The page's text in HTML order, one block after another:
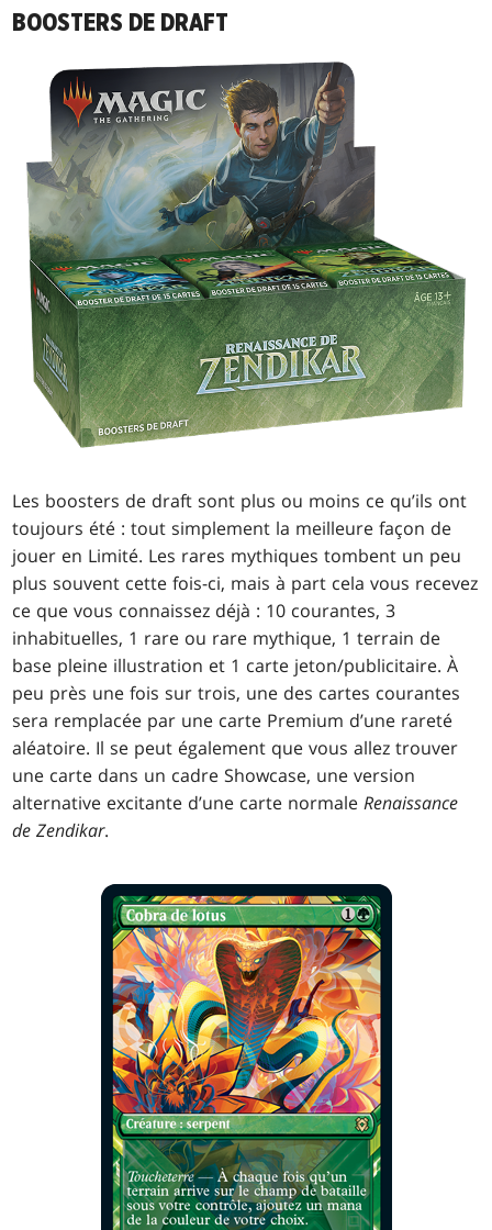
BOOSTERS DE DRAFT
Les boosters de draft sont plus ou moins ce qu’ils ont
toujours été : tout simplement la meilleure façon de
jouer en Limité. Les rares mythiques tombent un peu
plus souvent cette fois-ci, mais à part cela vous recevez
ce que vous connaissez déjà : 10 courantes, 3
inhabituelles, 1 rare ou rare mythique, 1 terrain de
base pleine illustration et 1 carte jeton/publicitaire. À
peu près une fois sur trois, une des cartes courantes
sera remplacée par une carte Premium d’une rareté
aléatoire. Il se peut également que vous allez trouver
une carte dans un cadre Showcase, une version
alternative excitante d’une carte normaleRenaissance
de Zendikar.